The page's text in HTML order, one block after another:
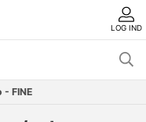
LOG IND
FINE